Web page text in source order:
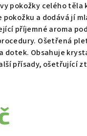
pokožky celého těla
pokožku a dodává jí
příjemné aroma
Ošetřená
dotek. Obsahuje
přísady, ošetřující